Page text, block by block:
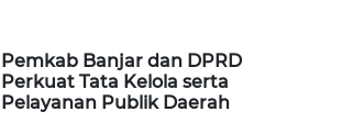
Pemkab Banjar dan DPRD
Perkuat Tata Kelola serta
Pelayanan Publik Daerah